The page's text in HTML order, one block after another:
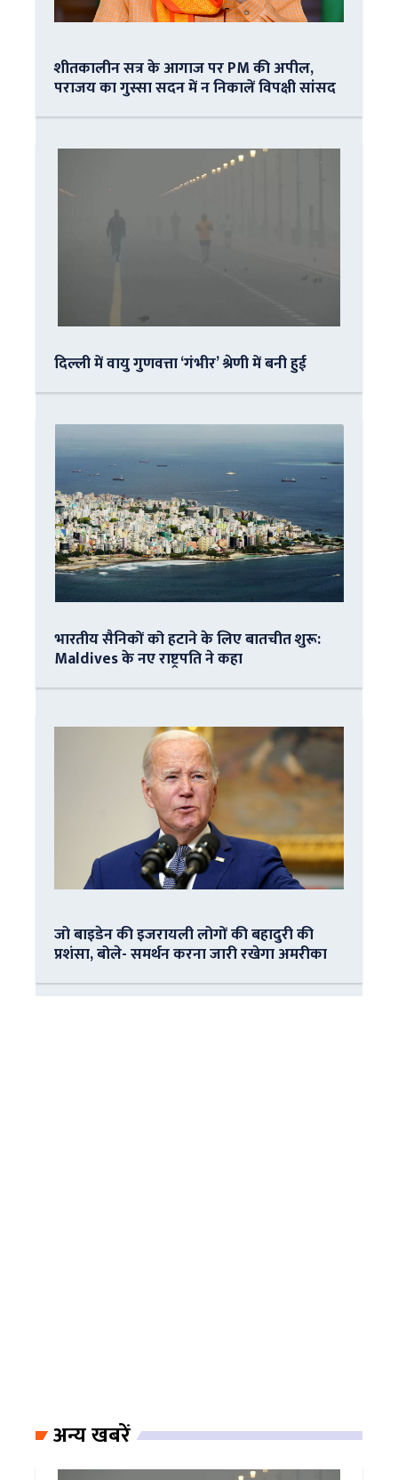
शीतकालीन सत्र के आगाज पर PM की अपील,
पराजय का गुस्सा सदन में न निकालें विपक्षी सांसद
दिल्ली में वायु गुणवत्ता ‘गंभीर’ श्रेणी में बनी हुई
भारतीय सैनिकों को हटाने के लिए बातचीत शुरू:
Maldives के नए राष्ट्रपति ने कहा
जो बाइडेन की इजरायली लोगों की बहादुरी की
प्रशंसा, बोले- समर्थन करना जारी रखेगा अमरीका
अन्य खबरें